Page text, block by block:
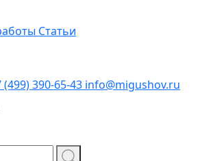
Статьи
(499) 390-65-43 info@migushov.ru